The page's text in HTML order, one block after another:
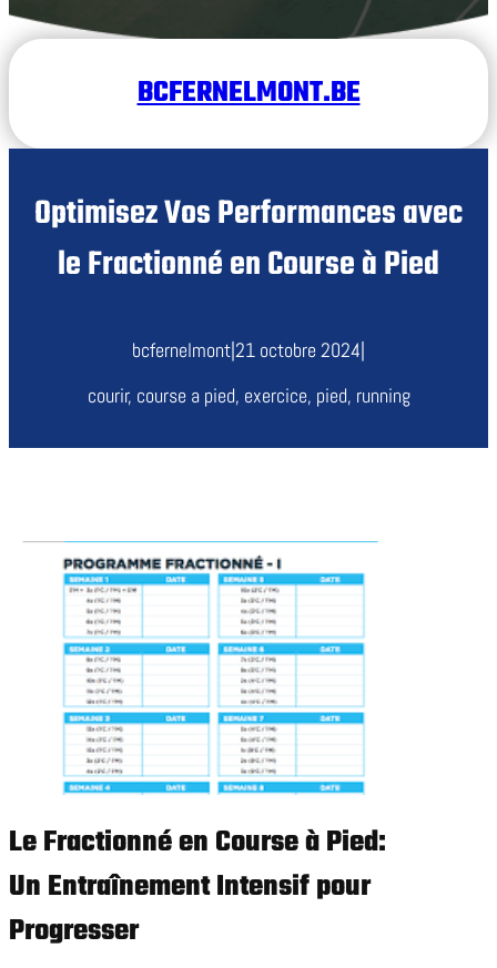
BCFERNELMONT.BE
Optimisez Vos Performances avec
le Fractionné en Course à Pied
bcfernelmont|21 octobre 2024|
courir, course a pied, exercice, pied, running
Le Fractionné en Course à Pied:
Un Entraînement Intensif pour
Progresser